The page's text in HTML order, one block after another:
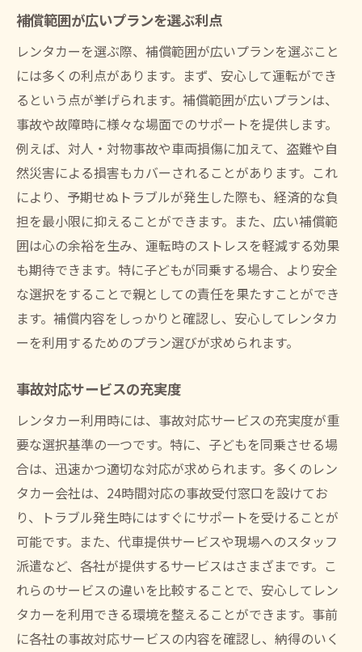
補償範囲が広いプランを選ぶ利点
レンタカーを選ぶ際、補償範囲が広いプランを選ぶこと
には多くの利点があります。まず、安心して運転ができ
るという点が挙げられます。補償範囲が広いプランは、
事故や故障時に様々な場面でのサポートを提供します。
例えば、対人・対物事故や車両損傷に加えて、盗難や自
然災害による損害もカバーされることがあります。これ
により、予期せぬトラブルが発生した際も、経済的な負
担を最小限に抑えることができます。また、広い補償範
囲は心の余裕を生み、運転時のストレスを軽減する効果
も期待できます。特に子どもが同乗する場合、より安全
な選択をすることで親としての責任を果たすことができ
ます。補償内容をしっかりと確認し、安心してレンタカ
ーを利用するためのプラン選びが求められます。
事故対応サービスの充実度
レンタカー利用時には、事故対応サービスの充実度が重
要な選択基準の一つです。特に、子どもを同乗させる場
合は、迅速かつ適切な対応が求められます。多くのレン
タカー会社は、24時間対応の事故受付窓口を設けてお
り、トラブル発生時にはすぐにサポートを受けることが
可能です。また、代車提供サービスや現場へのスタッフ
派遣など、各社が提供するサービスはさまざまです。こ
れらのサービスの違いを比較することで、安心してレン
タカーを利用できる環境を整えることができます。事前
に各社の事故対応サービスの内容を確認し、納得のいく